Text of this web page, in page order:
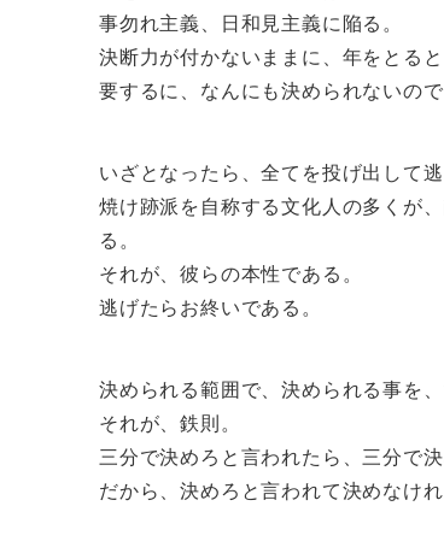
事勿れ主義、日和見主義に陥る。
決断力が付かないままに、年をとる
要するに、なんにも決められないので
いざとなったら、全てを投げ出して逃
焼け跡派を自称する文化人の多くが
る。
それが、彼らの本性である。
逃げたらお終いである。
決められる範囲で、決められる事を
それが、鉄則。
三分で決めろと言われたら、三分で
だから、決めろと言われて決めなけ